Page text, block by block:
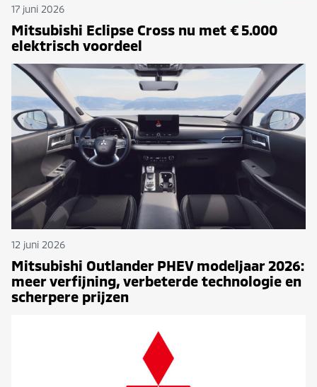
17 juni 2026
Mitsubishi Eclipse Cross nu met € 5.000
elektrisch voordeel
12 juni 2026
Mitsubishi Outlander PHEV modeljaar 2026:
meer verfijning, verbeterde technologie en
scherpere prijzen